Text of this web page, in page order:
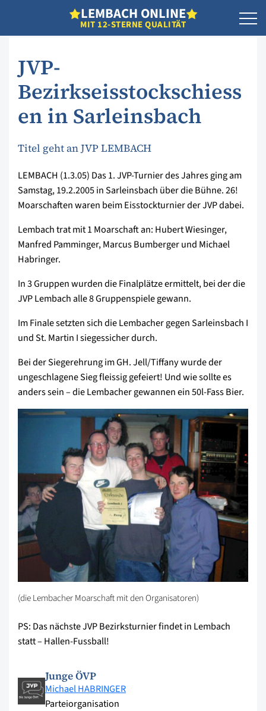
LEMBACH ONLINE
MIT 12-STERNE QUALITÄT
JVP-
Bezirkseisstockschiess
en in Sarleinsbach
Titel geht an JVP LEMBACH
LEMBACH (1.3.05) Das 1. JVP-Turnier des Jahres ging am
Samstag, 19.2.2005 in Sarleinsbach über die Bühne. 26!
Moarschaften waren beim Eisstockturnier der JVP dabei.
Lembach trat mit 1 Moarschaft an: Hubert Wiesinger,
Manfred Pamminger, Marcus Bumberger und Michael
Habringer.
In 3 Gruppen wurden die Finalplätze ermittelt, bei der die
JVP Lembach alle 8 Gruppenspiele gewann.
Im Finale setzten sich die Lembacher gegen Sarleinsbach I
und St. Martin I siegessicher durch.
Bei der Siegerehrung im GH. Jell/Tiffany wurde der
ungeschlagene Sieg fleissig gefeiert! Und wie sollte es
anders sein – die Lembacher gewannen ein 50l-Fass Bier.
(die Lembacher Moarschaft mit den Organisatoren)
PS: Das nächste JVP Bezirksturnier findet in Lembach
statt – Hallen-Fussball!
Junge ÖVP
Michael HABRINGER
Parteiorganisation